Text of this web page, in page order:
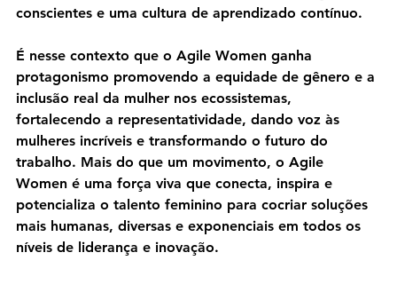
conscientes e uma cultura de aprendizado contínuo.
É nesse contexto que o Agile Women ganha
protagonismo promovendo a equidade de gênero e a
inclusão real da mulher nos ecossistemas,
fortalecendo a representatividade, dando voz às
mulheres incríveis e transformando o futuro do
trabalho. Mais do que um movimento, o Agile
Women é uma força viva que conecta, inspira e
potencializa o talento feminino para cocriar soluções
mais humanas, diversas e exponenciais em todos os
níveis de liderança e inovação.